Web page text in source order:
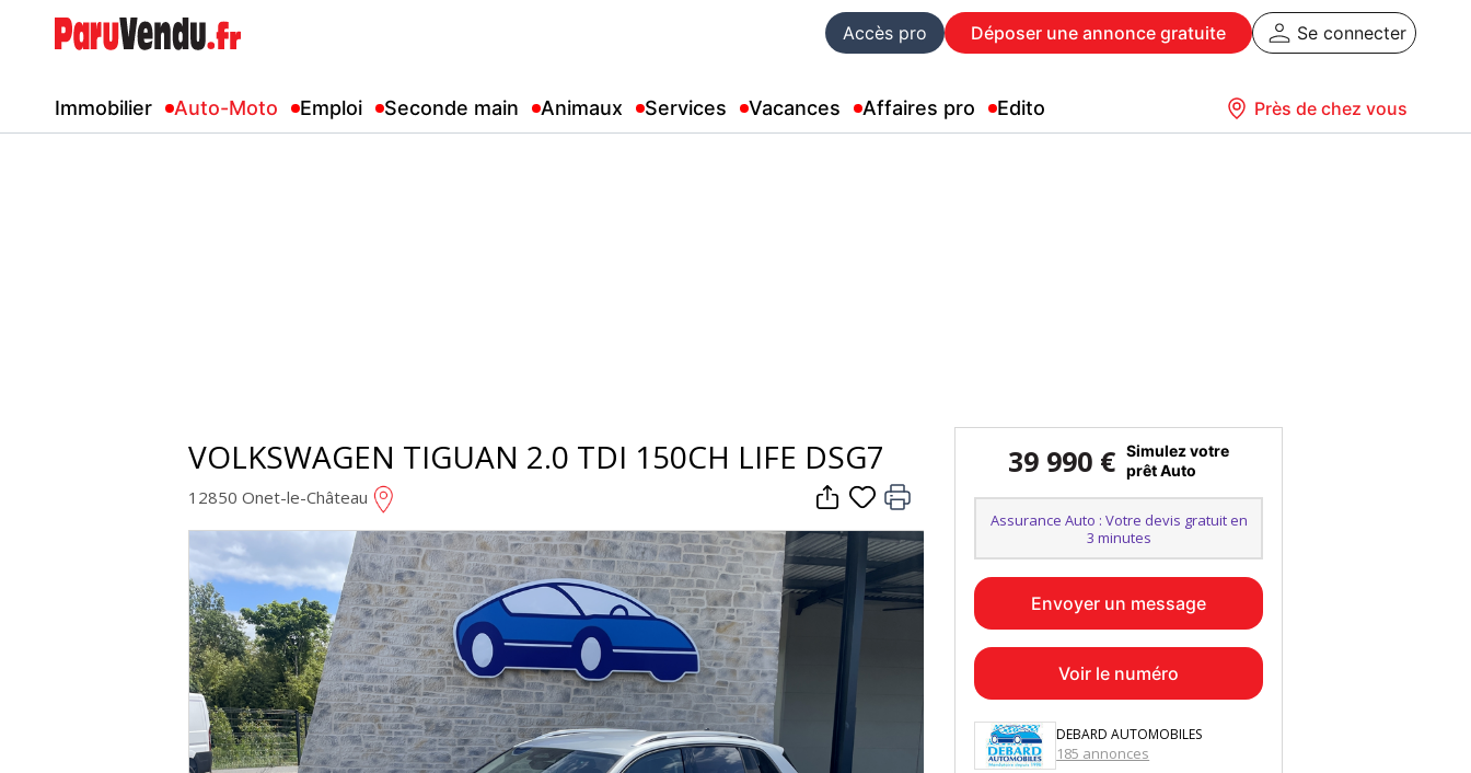
Accès pro Déposer une annonce gratuite Se connecter
Immobilier Auto-Moto Emploi Seconde main Animaux Services Vacances Affaires pro Edito Près de chez vous
VOLKSWAGEN TIGUAN 2.0 TDI 150CH LIFE DSG7
12850 Onet-le-Château
39 990 € Simulez votre
prêt Auto
Assurance Auto : Votre devis gratuit en
3 minutes
Envoyer un message
Voir le numéro
DEBARD AUTOMOBILES
185 annonces